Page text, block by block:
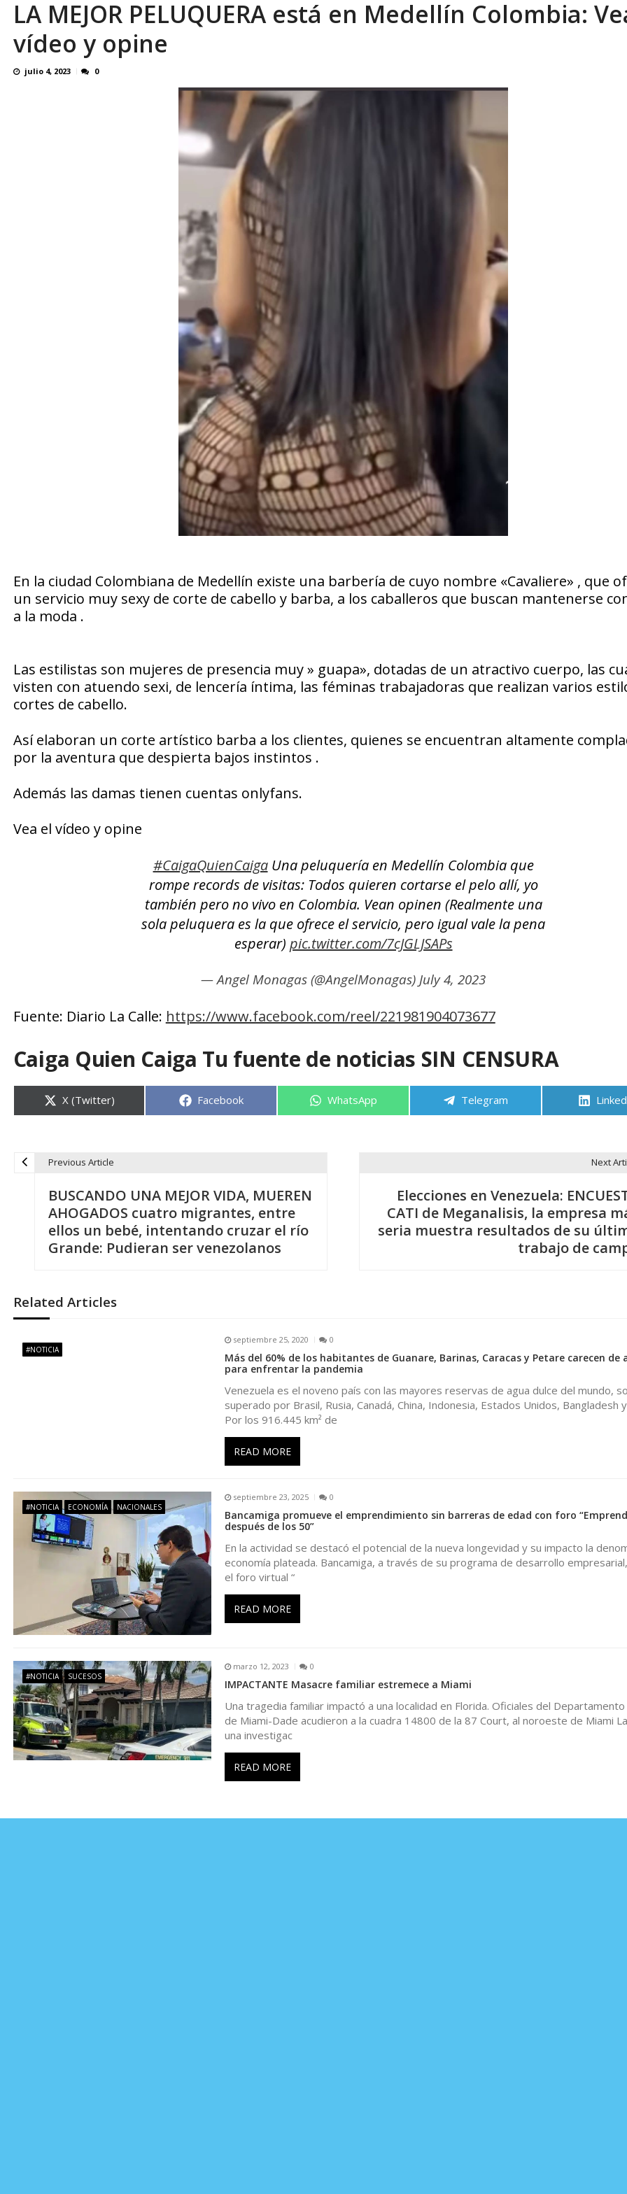
¿QUE PROTEGES TU? Por: Miguel Ángel León R AGOSTO 8, 2026
LA MEJOR PELUQUERA está en Medellín Colombia:
vídeo y opine
julio 4, 2023 0
En la ciudad Colombiana de Medellín existe una barbería de cuyo nombre «Cavaliere» , que
un servicio muy sexy de corte de cabello y barba, a los caballeros que buscan mantenerse
a la moda .
Las estilistas son mujeres de presencia muy » guapa», dotadas de un atractivo cuerpo, las
visten con atuendo sexi, de lencería íntima, las féminas trabajadoras que realizan varios
cortes de cabello.
Así elaboran un corte artístico barba a los clientes, quienes se encuentran altamente
por la aventura que despierta bajos instintos .
Además las damas tienen cuentas onlyfans.
Vea el vídeo y opine
#CaigaQuienCaigaUna peluquería en Medellín Colombia que
rompe records de visitas: Todos quieren cortarse el pelo allí, yo
también pero no vivo en Colombia. Vean opinen (Realmente una
sola peluquera es la que ofrece el servicio, pero igual vale la pena
esperar) pic.twitter.com/7cJGLJSAPs
— Angel Monagas (@AngelMonagas) July 4, 2023
Fuente: Diario La Calle: https://www.facebook.com/reel/221981904073677
Caiga Quien Caiga Tu fuente de noticias SIN CENSURA
Compartir
en
X (Twitter) Compartir
Facebook Compartir
WhatsApp Compartir
Telegram
g
a
n
n
t
r
a
a
Previous Article
BUSCANDO UNA MEJOR VIDA, MUEREN
AHOGADOS cuatro migrantes, entre
ellos un bebé, intentando cruzar el río
Grande: Pudieran ser venezolanos
Next
Elecciones en Venezuela:
CATI de Meganalisis, la empresa
seria muestra resultados de su
trabajo de
Related Articles
#NOTICIA
septiembre 25, 2020 0
Más del 60% de los habitantes de Guanare, Barinas, Caracas y Petare carecen de
para enfrentar la pandemia
Venezuela es el noveno país con las mayores reservas de agua dulce del mundo,
superado por Brasil, Rusia, Canadá, China, Indonesia, Estados Unidos, Bangladesh
Por los 916.445 km² de
READ MORE
#NOTICIA ECONOMÍA NACIONALES
septiembre 23, 2025 0
Bancamiga promueve el emprendimiento sin barreras de edad con foro
después de los 50”
En la actividad se destacó el potencial de la nueva longevidad y su impacto la
economía plateada. Bancamiga, a través de su programa de desarrollo
el foro virtual “
READ MORE
#NOTICIA SUCESOS
marzo 12, 2023 0
IMPACTANTE Masacre familiar estremece a Miami
Una tragedia familiar impactó a una localidad en Florida. Oficiales del Departamento
de Miami-Dade acudieron a la cuadra 14800 de la 87 Court, al noroeste de Miami
una investigac
READ MORE